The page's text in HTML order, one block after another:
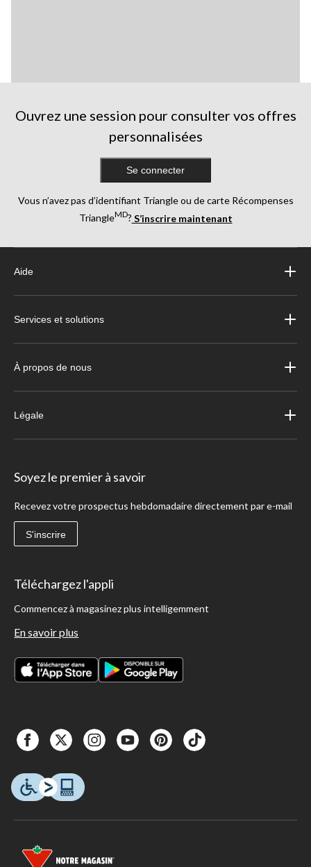
Ouvrez une session pour consulter vos offres
personnalisées
Se connecter
Vous n’avez pas d’identifiant Triangle ou de carte Récompenses
TriangleMD? S’inscrire maintenant
Aide
Services et solutions
À propos de nous
Légale
Soyez le premier à savoir
Recevez votre prospectus hebdomadaire directement par e-mail
S'inscrire
Téléchargez l'appli
Commencez à magasinez plus intelligemment
En savoir plus